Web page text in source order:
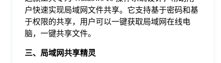
户快速实现局域网文件共享。它支持基于密码和基
于权限的共享，用户可以一键获取局域网在线电
脑，一键共享文件。
三、局域网共享精灵